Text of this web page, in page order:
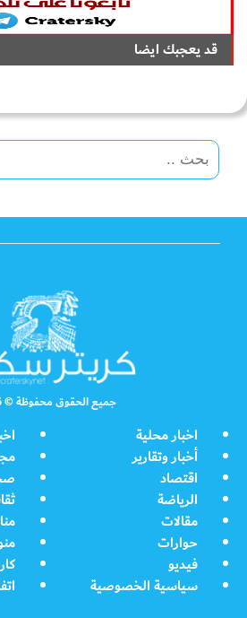
قد يعجبك ايضا
جميع الحقوق محفوظة © 2026
اخبار محلية
أخبار وتقارير
اقتصاد
الرياضة
مقالات
حوارات
فيديو
سياسية الخصوصية